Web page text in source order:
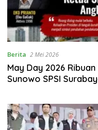
Berita 2 Mei 2026
May Day 2026
Sunowo SPSI